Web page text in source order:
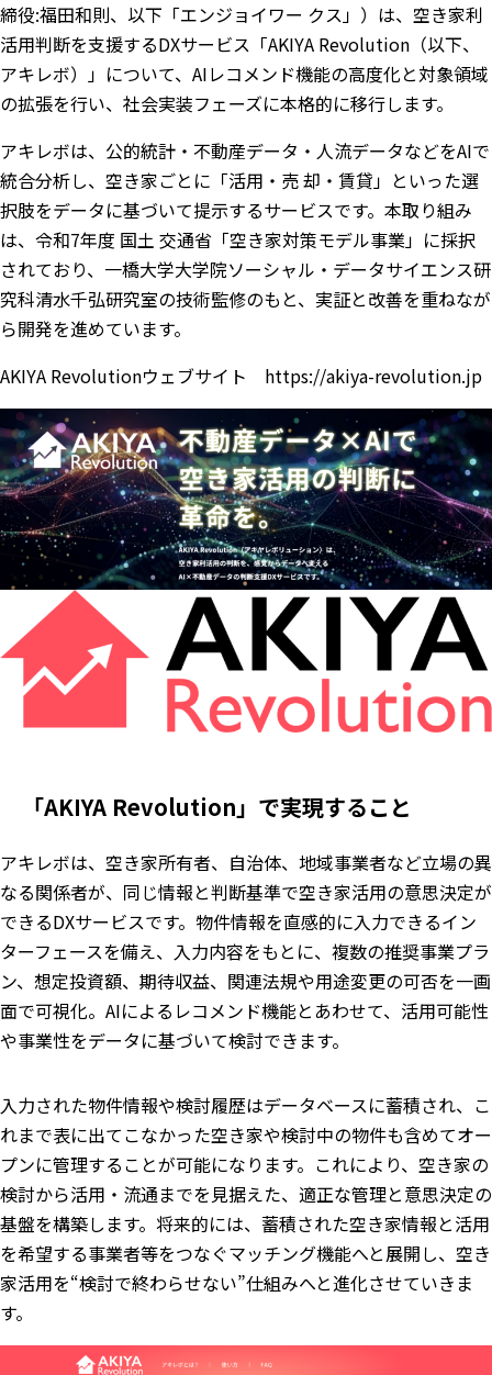
締役:福田和則、以下「エンジョイワー クス」）は、空き家利
活用判断を支援するDXサービス「AKIYA Revolution（以下、
アキレボ）」について、AIレコメンド機能の高度化と対象領域
の拡張を行い、社会実装フェーズに本格的に移行します。
アキレボは、公的統計・不動産データ・人流データなどをAIで
統合分析し、空き家ごとに「活用・売 却・賃貸」といった選
択肢をデータに基づいて提示するサービスです。本取り組み
は、令和7年度 国土 交通省「空き家対策モデル事業」に採択
されており、一橋大学大学院ソーシャル・データサイエンス研
究科清水千弘研究室の技術監修のもと、実証と改善を重ねなが
ら開発を進めています。
AKIYA Revolutionウェブサイト https://akiya-revolution.jp
「AKIYA Revolution」で実現すること
アキレボは、空き家所有者、自治体、地域事業者など立場の異
なる関係者が、同じ情報と判断基準で空き家活用の意思決定が
できるDXサービスです。物件情報を直感的に入力できるイン
ターフェースを備え、入力内容をもとに、複数の推奨事業プラ
ン、想定投資額、期待収益、関連法規や用途変更の可否を一画
面で可視化。AIによるレコメンド機能とあわせて、活用可能性
や事業性をデータに基づいて検討できます。
入力された物件情報や検討履歴はデータベースに蓄積され、こ
れまで表に出てこなかった空き家や検討中の物件も含めてオー
プンに管理することが可能になります。これにより、空き家の
検討から活用・流通までを見据えた、適正な管理と意思決定の
基盤を構築します。将来的には、蓄積された空き家情報と活用
を希望する事業者等をつなぐマッチング機能へと展開し、空き
家活用を“検討で終わらせない”仕組みへと進化させていきま
す。